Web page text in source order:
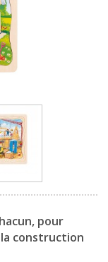
pour
construction